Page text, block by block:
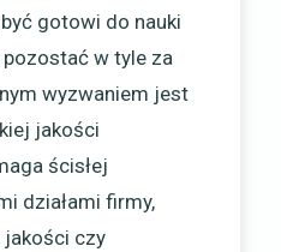
gotowi do nauki
pozostać w tyle za
wyzwaniem jest
jakości
ścisłej
działami firmy,
czy